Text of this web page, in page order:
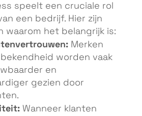
speelt een cruciale rol
een bedrijf. Hier zijn
waarom het belangrijk is:
Merken
worden vaak
en
gezien door
Wanneer klanten